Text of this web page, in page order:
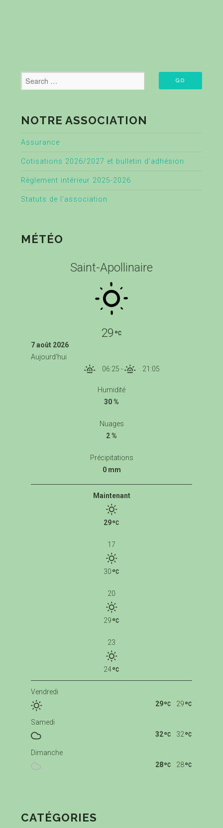
NOTRE ASSOCIATION
Assurance
Cotisations 2026/2027 et bulletin d’adhésion
Règlement intérieur 2025-2026
Statuts de l’association
MÉTÉO
Saint-Apollinaire
29
7 août 2026
Aujourd'hui
06:25 - 21:05
Humidité
30 %
Nuages
2 %
Précipitations
0 mm
Maintenant
29
17
30
20
29
23
24
Vendredi
29
29
Samedi
32
32
Dimanche
28
28
CATÉGORIES